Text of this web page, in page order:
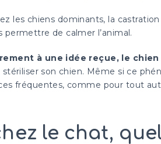
les chiens dominants, la
permettre de calmer l’animal.
à une idée reçue, le
stériliser son chien. Même si ce
fréquentes, comme pour tout
le chat,